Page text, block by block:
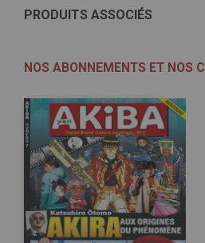
PRODUITS ASSOCIÉS
NOS ABONNEMENTS ET NOS